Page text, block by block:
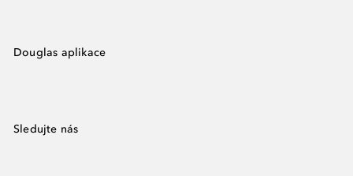
Douglas aplikace
Sledujte nás